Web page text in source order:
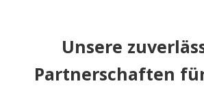
Unsere
Partnerschaften